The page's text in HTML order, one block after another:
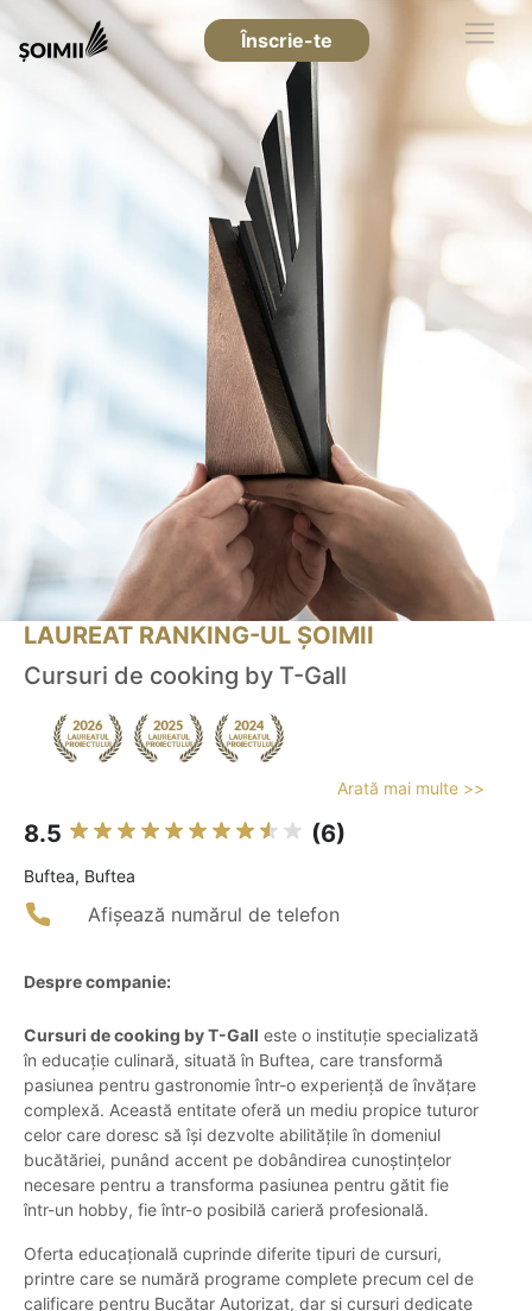
Înscrie-te
LAUREAT RANKING-UL ȘOIMII
Cursuri de cooking by T-Gall
Arată mai multe >>
8.5 (6)
Buftea, Buftea
Afișează numărul de telefon
Despre companie:
Cursuri de cooking by T-Gall este o instituție specializată
în educație culinară, situată în Buftea, care transformă
pasiunea pentru gastronomie într-o experiență de învățare
complexă. Această entitate oferă un mediu propice tuturor
celor care doresc să își dezvolte abilitățile în domeniul
bucătăriei, punând accent pe dobândirea cunoștințelor
necesare pentru a transforma pasiunea pentru gătit fie
într-un hobby, fie într-o posibilă carieră profesională.
Oferta educațională cuprinde diferite tipuri de cursuri,
printre care se numără programe complete precum cel de
calificare pentru Bucătar Autorizat, dar și cursuri dedicate